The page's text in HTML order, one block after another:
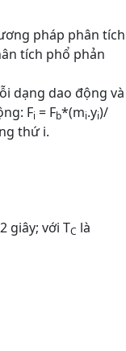
pháp phân tích
tích phổ phản
dạng dao động và
Fi = Fb*(mi.yi)/
thứ i.
giây; với TC là